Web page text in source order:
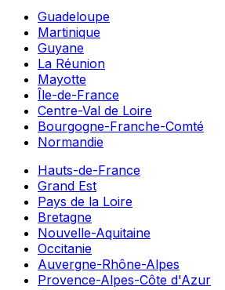
Guadeloupe
Martinique
Guyane
La Réunion
Mayotte
Île-de-France
Centre-Val de Loire
Bourgogne-Franche-Comté
Normandie
Hauts-de-France
Grand Est
Pays de la Loire
Bretagne
Nouvelle-Aquitaine
Occitanie
Auvergne-Rhône-Alpes
Provence-Alpes-Côte d'Azur